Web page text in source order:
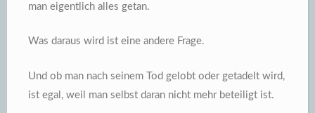
man eigentlich alles getan.
Was daraus wird ist eine andere Frage.
Und ob man nach seinem Tod gelobt oder getadelt wird,
ist egal, weil man selbst daran nicht mehr beteiligt ist.